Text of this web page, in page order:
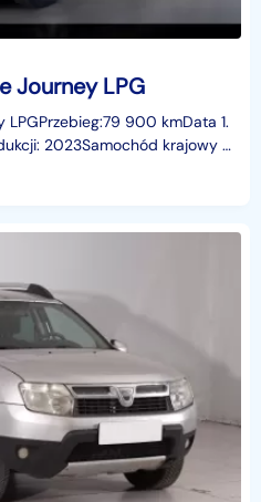
Journey LPG
LPGPrzebieg:79 900 kmData 1.
2023Samochód krajowy i
serwis Gwarancj